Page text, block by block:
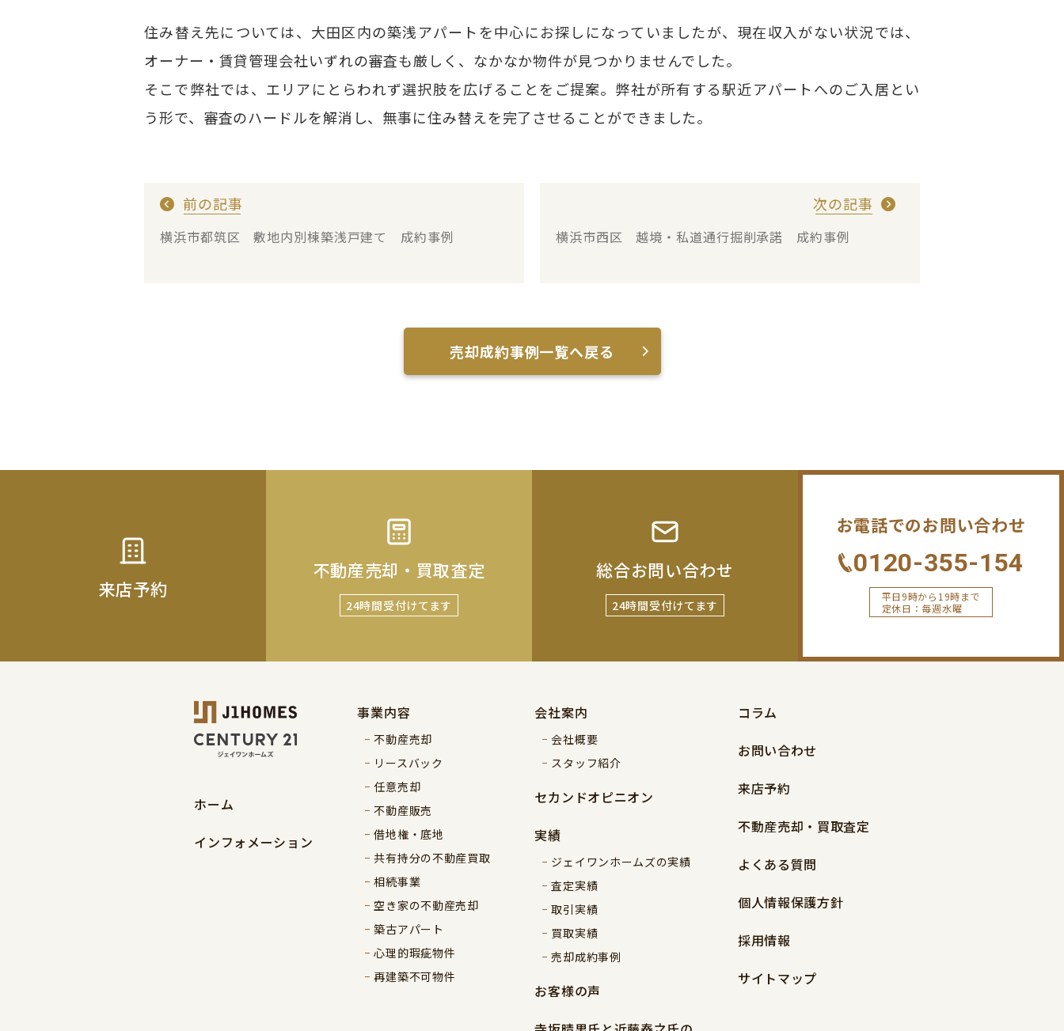
住み替え先については、大田区内の築浅アパートを中心にお探しになっていましたが、現在収入がない状況では、
オーナー・賃貸管理会社いずれの審査も厳しく、なかなか物件が見つかりませんでした。
そこで弊社では、エリアにとらわれず選択肢を広げることをご提案。弊社が所有する駅近アパートへのご入居とい
う形で、審査のハードルを解消し、無事に住み替えを完了させることができました。
前の記事
横浜市都筑区 敷地内別棟築浅戸建て 成約事例
次の記事
横浜市西区 越境・私道通行掘削承諾 成約事例
売却成約事例一覧へ戻る
来店予約
不動産売却・買取査定
24時間受付けてます
総合お問い合わせ
24時間受付けてます
お電話でのお問い合わせ
0120-355-154
平日9時から19時まで
定休日：毎週水曜
ホーム
インフォメーション
事業内容
不動産売却
リースバック
任意売却
不動産販売
借地権・底地
共有持分の不動産買取
相続事業
空き家の不動産売却
築古アパート
心理的瑕疵物件
再建築不可物件
会社案内
会社概要
スタッフ紹介
セカンドオピニオン
実績
ジェイワンホームズの実績
査定実績
取引実績
買取実績
売却成約事例
お客様の声
コラム
お問い合わせ
来店予約
不動産売却・買取査定
よくある質問
個人情報保護方針
採用情報
サイトマップ